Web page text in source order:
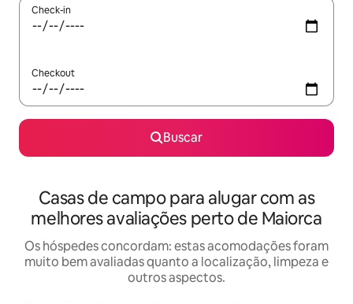
Check-in
Checkout
Buscar
Casas de campo para alugar com as
melhores avaliações perto de Maiorca
Os hóspedes concordam: estas acomodações foram
muito bem avaliadas quanto a localização, limpeza e
outros aspectos.